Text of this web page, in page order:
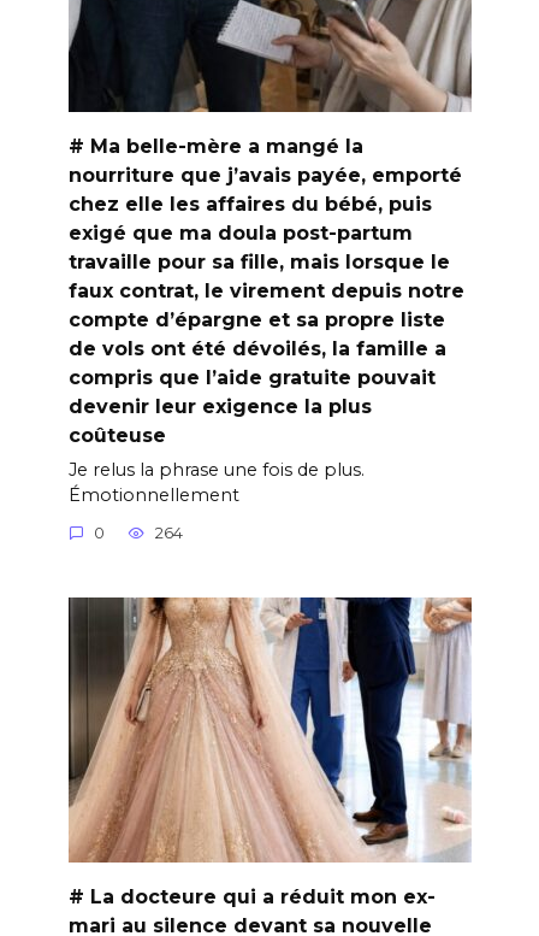
# Ma belle-mère a mangé la
nourriture que j’avais payée, emporté
chez elle les affaires du bébé, puis
exigé que ma doula post-partum
travaille pour sa fille, mais lorsque le
faux contrat, le virement depuis notre
compte d’épargne et sa propre liste
de vols ont été dévoilés, la famille a
compris que l’aide gratuite pouvait
devenir leur exigence la plus
coûteuse
Je relus la phrase une fois de plus.
Émotionnellement
0 264
# La docteure qui a réduit mon ex-
mari au silence devant sa nouvelle